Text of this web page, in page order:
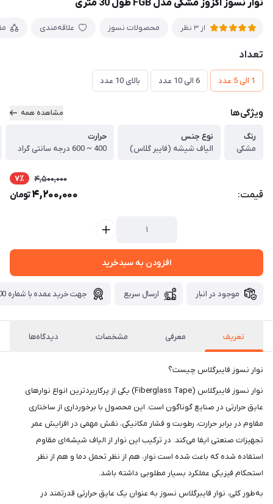
نوار نسوز اگزوز مشکی مدل FGB طول 30 متری
از 3 نظر محصولات نسوز علاقه‌مندی
تعداد
1 الی 5 عدد 6 الی 10 عدد بالای 10 عدد
ویژگی‌ها مشاهده همه
رنگ
مشکی
نوع جنس
الیاف شیشه (فایبر گلاس)
حرارت
400 ~ 600 درجه سانتی گراد
قیمت:
4,500,000 7٪
4,200,000تومان
افزودن به سبدخرید
موجود در انبار ارسال سریع جهت خرید عمده با شماره 09371115700 تماس بگیرید.
تعریف معرفی مشخصات دیدگاه‌ها
نوار نسوز فایبرگلاس چیست؟
نوار نسوز فایبرگلاس (Fiberglass Tape) یکی از پرکاربردترین انواع نوارهای
عایق حرارتی در صنایع گوناگون است. این محصول با برخورداری از ساختاری
مقاوم در برابر حرارت، رطوبت و فشار مکانیکی، نقش مهمی در افزایش عمر
تجهیزات صنعتی ایفا می‌کند. در ترکیب این نوار از الیاف شیشه‌ای مقاوم
استفاده شده که باعث شده است نوار، هم از نظر تحمل دما و هم از نظر
استحکام فیزیکی عملکرد بسیار مطلوبی داشته باشد.
به‌طور کلی، نوار فایبرگلاس نسوز به عنوان یک عایق حرارتی قدرتمند در